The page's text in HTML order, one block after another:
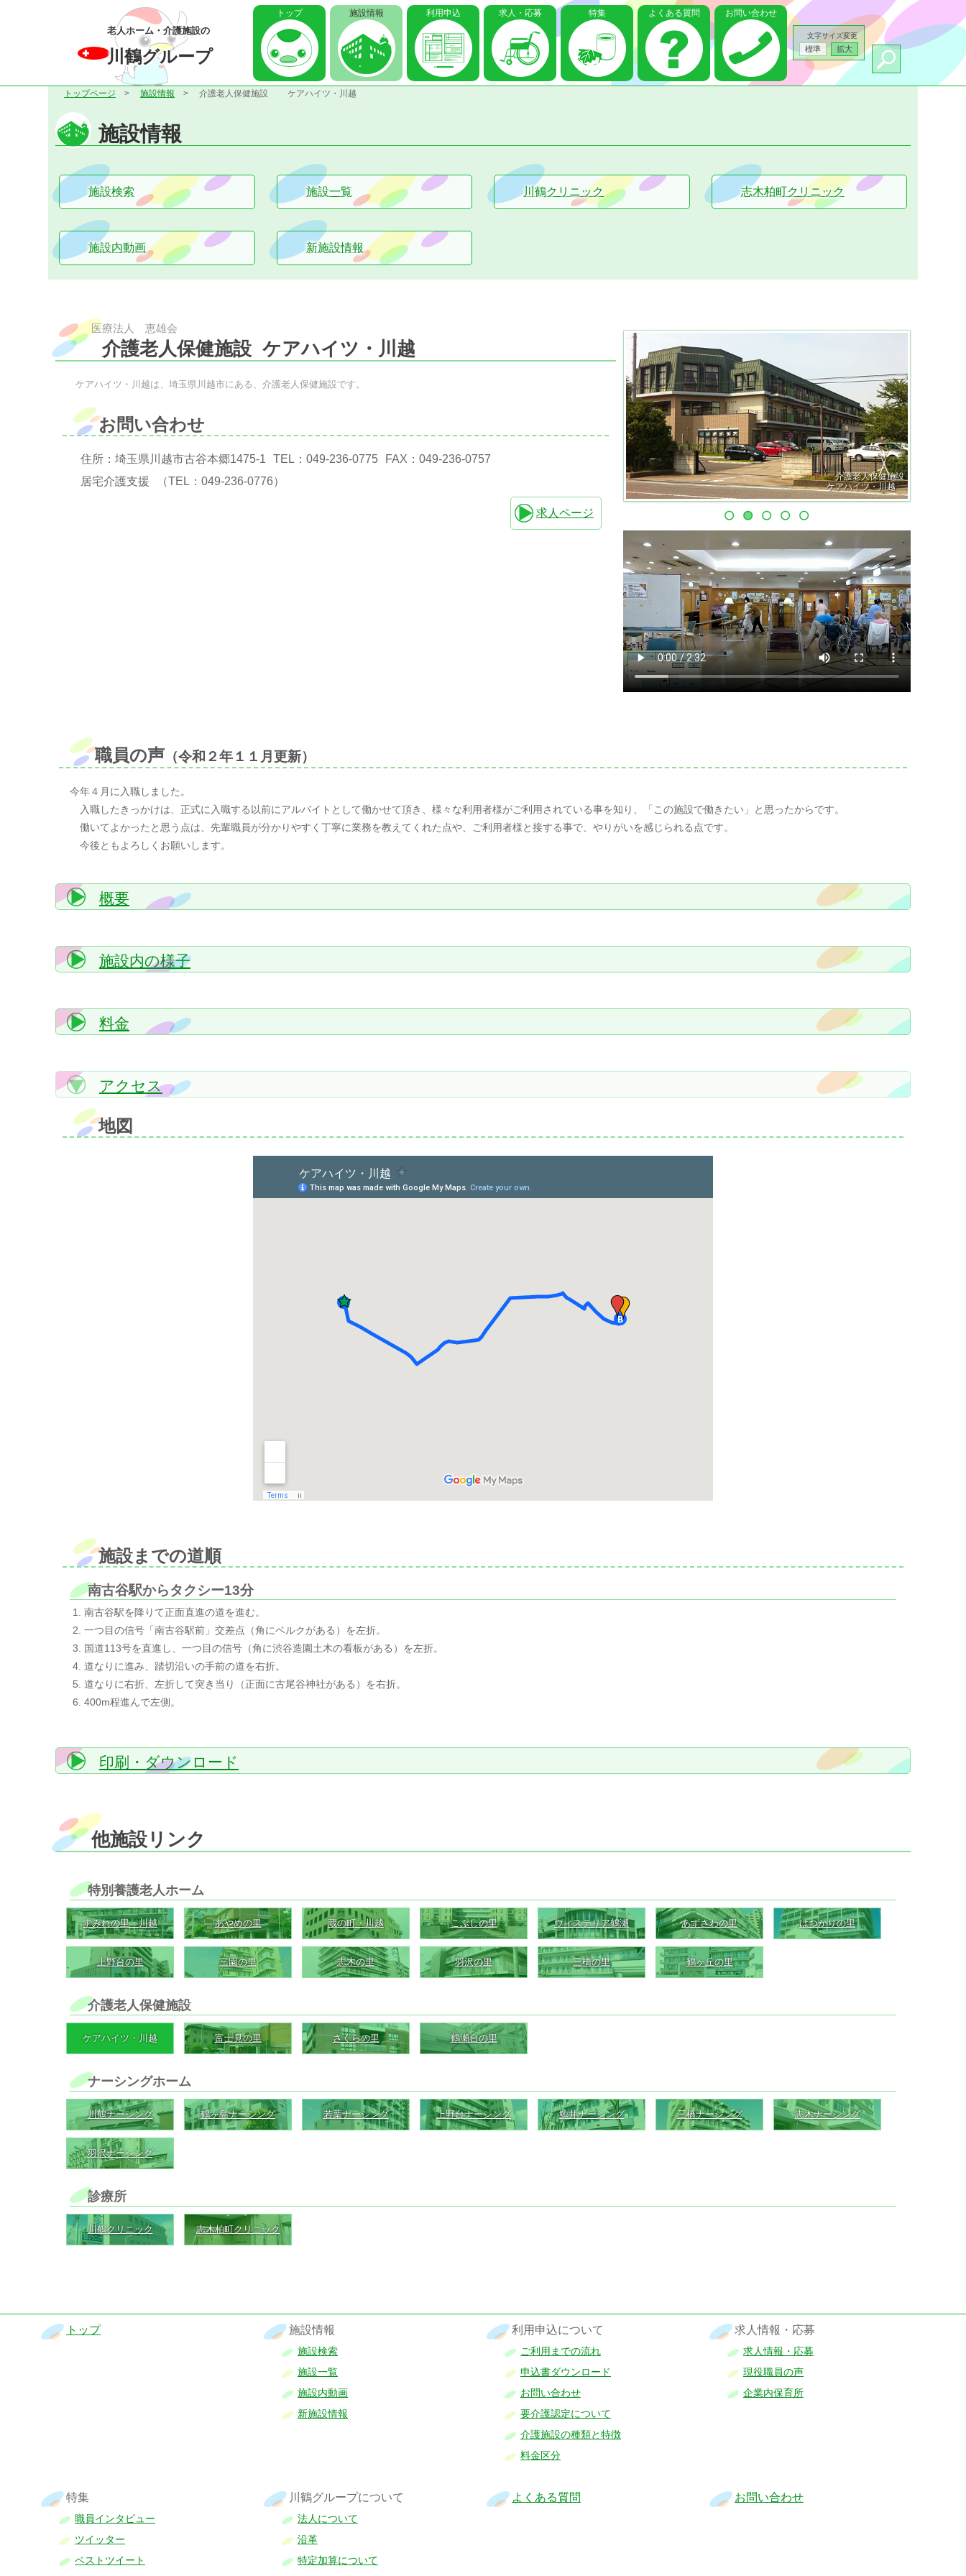
老人ホーム・介護施設の
川鶴グループ
トップ 施設情報 利用申込 求人・応募 特集 よくある質問 お問い合わせ
文字サイズ変更
標準 拡大
トップページ 施設情報 介護老人保健施設 ケアハイツ・川越
施設情報
施設検索 施設一覧 川鶴クリニック 志木柏町クリニック
施設内動画 新施設情報
医療法人 恵雄会
介護老人保健施設 ケアハイツ・川越
ケアハイツ・川越は、埼玉県川越市にある、介護老人保健施設です。
お問い合わせ
住所：埼玉県川越市古谷本郷1475-1 TEL： 049-236-0775
FAX：049-236-0757
居宅介護支援
（TEL： 049-236-0776）
求人ページ
介護老人保健施設
ケアハイツ・川越
職員の声 （令和２年１１月更新）
今年４月に入職しました。
入職したきっかけは、正式に入職する以前にアルバイトとして働かせて頂き、様々な利用者様がご利用されている事を知り、「この施設で働きたい」と思ったからです。
働いてよかったと思う点は、先輩職員が分かりやすく丁寧に業務を教えてくれた点や、ご利用者様と接する事で、やりがいを感じられる点です。
今後ともよろしくお願いします。
概要
施設内の様子
料金
アクセス
地図
施設までの道順
南古谷駅からタクシー13分
南古谷駅を降りて正面直進の道を進む。
一つ目の信号「南古谷駅前」交差点（角にベルクがある）を左折。
国道113号を直進し、一つ目の信号（角に渋谷造園土木の看板がある）を左折。
道なりに進み、踏切沿いの手前の道を右折。
道なりに右折、左折して突き当り（正面に古尾谷神社がある）を右折。
400m程進んで左側。
印刷・ダウンロード
他施設リンク
特別養護老人ホーム
すみれの里・川越 あやめの里 蔵の町・川越 こぶしの里 ウィステリア鶴瀬 あずさわの里 はつかりの里
上野台の里 三園の里 志木の里 羽沢の里 三橋の里 鶴ヶ丘の里
介護老人保健施設
ケアハイツ・川越 富士見の里 さくらの里 鶴瀬台の里
ナーシングホーム
川鶴ナーシング 鶴ヶ島ナーシング 若葉ナーシング 上野台ナーシング 鯨井ナーシング 三橋ナーシング 志木ナーシング
羽沢ナーシング
診療所
川鶴クリニック 志木柏町クリニック
トップ 施設情報
施設検索
施設一覧
施設内動画
新施設情報
利用申込について
ご利用までの流れ
申込書ダウンロード
お問い合わせ
要介護認定について
介護施設の種類と特徴
料金区分
求人情報・応募
求人情報・応募
現役職員の声
企業内保育所
特集
職員インタビュー
ツイッター
ベストツイート
川鶴グループについて
法人について
沿革
特定加算について
よくある質問 お問い合わせ